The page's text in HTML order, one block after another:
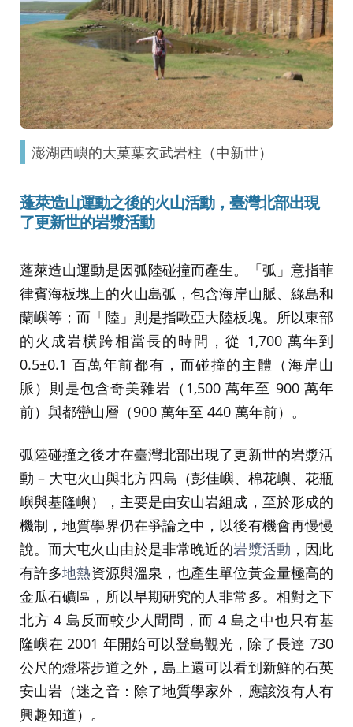
澎湖西嶼的大菓葉玄武岩柱（中新世）
蓬萊造山運動之後的火山活動，臺灣北部出現
了更新世的岩漿活動
蓬萊造山運動是因弧陸碰撞而產生。「弧」意指菲
律賓海板塊上的火山島弧，包含海岸山脈、綠島和
蘭嶼等；而「陸」則是指歐亞大陸板塊。所以東部
的火成岩橫跨相當長的時間，從 1,700 萬年到
0.5±0.1 百萬年前都有，而碰撞的主體（海岸山
脈）則是包含奇美雜岩（1,500 萬年至 900 萬年
前）與都巒山層（900 萬年至 440 萬年前）。
弧陸碰撞之後才在臺灣北部出現了更新世的岩漿活
動 – 大屯火山與北方四島（彭佳嶼、棉花嶼、花瓶
嶼與基隆嶼），主要是由安山岩組成，至於形成的
機制，地質學界仍在爭論之中，以後有機會再慢慢
說。而大屯火山由於是非常晚近的岩漿活動 ，因此
有許多地熱資源與溫泉，也產生單位黃金量極高的
金瓜石礦區，所以早期研究的人非常多。相對之下
北方 4 島反而較少人聞問，而 4 島之中也只有基
隆嶼在 2001 年開始可以登島觀光，除了長達 730
公尺的燈塔步道之外，島上還可以看到新鮮的石英
安山岩（迷之音：除了地質學家外，應該沒有人有
興趣知道）。